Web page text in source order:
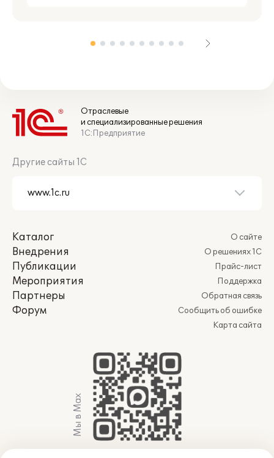
Отраслевые
и специализированные решения
1С:Предприятие
Другие сайты 1С
Каталог
Внедрения
Публикации
Мероприятия
Партнеры
Форум
О сайте
О решениях 1С
Прайс-лист
Поддержка
Обратная связь
Сообщить об ошибке
Карта сайта
Мы в Max